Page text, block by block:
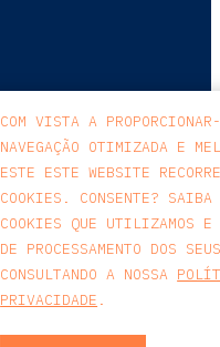
POLÍTICA DE
COM VISTA A
NAVEGAÇÃO OTIMIZADA E
ESTE ESTE WEBSITE
COOKIES. CONSENTE? SAIBA
COOKIES QUE UTILIZAMOS E
DE PROCESSAMENTO DOS
CONSULTANDO A NOSSA
PRIVACIDADE .